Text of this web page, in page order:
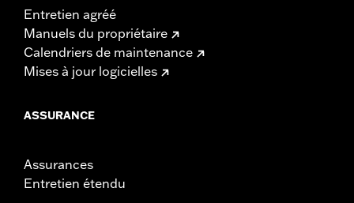
Entretien agréé
Manuels du propriétaire
Calendriers de maintenance
Mises à jour logicielles
ASSURANCE
Assurances
Entretien étendu